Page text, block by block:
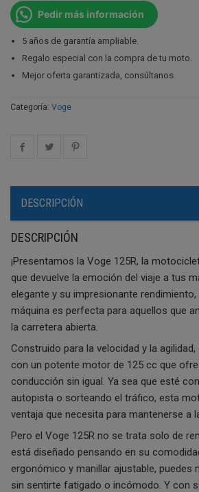
Pedir más información
5 años de garantía ampliable.
Regalo especial con la compra de tu moto.
Mejor oferta garantizada, consúltanos.
Categoría: Voge
DESCRIPCIÓN
DESCRIPCIÓN
¡Presentamos la Voge 125R, la
que devuelve la emoción del viaje a tus
elegante y su impresionante
máquina es perfecta para aquellos que
la carretera abierta.
Construido para la velocidad y la
con un potente motor de 125 cc que
conducción sin igual. Ya sea que esté
autopista o sorteando el tráfico, esta
ventaja que necesita para mantenerse a
Pero el Voge 125R no se trata solo de
está diseñado pensando en su
ergonómico y manillar ajustable, puedes
sin sentirte fatigado o incómodo. Y con